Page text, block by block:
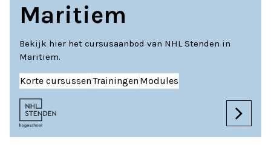
Maritiem
Bekijk hier het cursusaanbod van NHL Stenden in
Maritiem.
Korte cursussenTrainingen Modules